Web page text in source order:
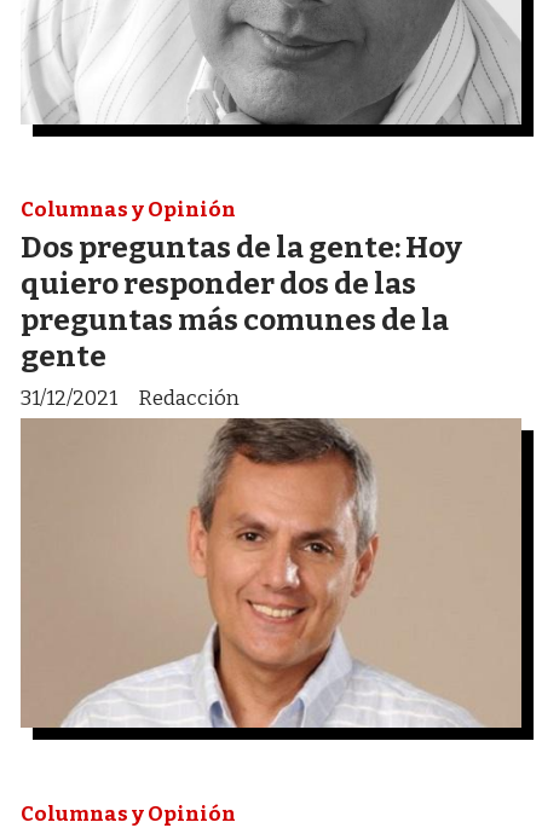
Dos preguntas de la gente: Hoy
quiero responder dos de las
preguntas más comunes de la
gente
Redacción
Columnas y Opinión
31/12/2021
Columnas y Opinión